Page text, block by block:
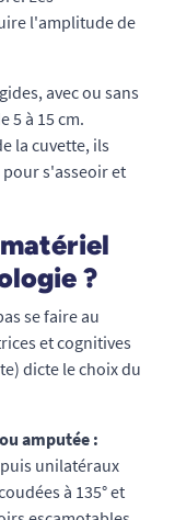
l'amplitude de
avec ou sans
5 à 15 cm.
la cuvette, ils
s'asseoir et
?
se faire au
et cognitives
dicte le choix du
amputée :
unilatéraux
à 135° et